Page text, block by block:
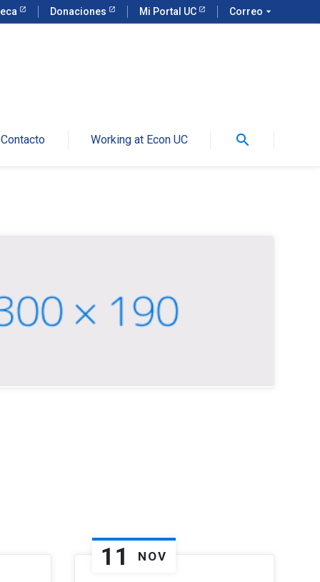
Donaciones Mi Portal UC Correo arrow_drop_down
Contacto Working at Econ UC search
11 NOV